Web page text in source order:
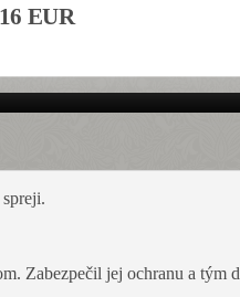
16 EUR
Zabezpečil jej ochranu a tým